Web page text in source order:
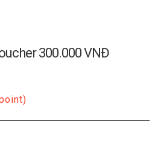
300.000 VNĐ